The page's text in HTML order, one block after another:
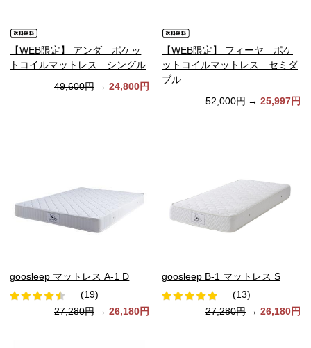
【WEB限定】 アンダ ポケッ
トコイルマットレス シングル
49,600円 → 24,800円
【WEB限定】 フィーヤ ポケ
ットコイルマットレス セミダ
ブル
52,000円 → 25,997円
goosleep マットレス A-1 D
(19)
27,280円 → 26,180円
goosleep B-1 マットレス S
(13)
27,280円 → 26,180円